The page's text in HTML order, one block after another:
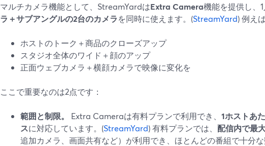
マルチカメラ機能として、StreamYardはExtra Camera機能を提供し、
ラ＋サブアングルの2台のカメラを同時に使えます。(StreamYard) 例え
ホストのトーク＋商品のクローズアップ
スタジオ全体のワイド＋顔のアップ
正面ウェブカメラ＋横顔カメラで映像に変化を
ここで重要なのは2点です：
範囲と制限。 Extra Cameraは有料プランで利用でき、 1ホストあ
スに対応しています。(StreamYard) 有料プランでは、 配信内で最
追加カメラ、画面共有など）が利用でき、ほとんどの番組で十分